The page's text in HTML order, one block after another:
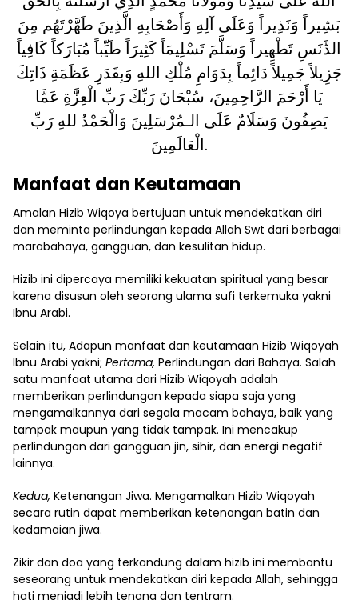
بَشِيراً وَنَذِيراً وَعَلَى آلِهِ وَأَصْحَابِهِ الَّذِينَ طَهَّرْتَهُم مِنَ
الدَّنَسِ تَطْهِيراً وَسَلَّمَ تَسْلِيمَاً كَثِيرَاً طَيِّباً مُبَارَكاً كَافِياً
جَزِيلاً جَمِيلاً دَائِماً بِدَوَامِ مُلْكِ اللهِ وَبِقَدَرِ عَظَمَةِ ذَاتِكَ
يَا أَرْحَمَ الرَّاحِمِينَ، سُبْحَانَ رَبِّكَ رَبِّ الْعِزَّةِ عَمَّا
يَصِفُونَ وَسَلَامٌ عَلَى الـمُرْسَلِينَ وَالْحَمْدُ للهِ رَبِّ
الْعَالَمِينَ.
Manfaat dan Keutamaan
Amalan Hizib Wiqoya bertujuan untuk mendekatkan diri
dan meminta perlindungan kepada Allah Swt dari berbagai
marabahaya, gangguan, dan kesulitan hidup.
Hizib ini dipercaya memiliki kekuatan spiritual yang besar
karena disusun oleh seorang ulama sufi terkemuka yakni
Ibnu Arabi.
Selain itu, Adapun manfaat dan keutamaan Hizib Wiqoyah
Ibnu Arabi yakni; Pertama, Perlindungan dari Bahaya. Salah
satu manfaat utama dari Hizib Wiqoyah adalah
memberikan perlindungan kepada siapa saja yang
mengamalkannya dari segala macam bahaya, baik yang
tampak maupun yang tidak tampak. Ini mencakup
perlindungan dari gangguan jin, sihir, dan energi negatif
lainnya.
Kedua, Ketenangan Jiwa. Mengamalkan Hizib Wiqoyah
secara rutin dapat memberikan ketenangan batin dan
kedamaian jiwa.
Zikir dan doa yang terkandung dalam hizib ini membantu
seseorang untuk mendekatkan diri kepada Allah, sehingga
hati menjadi lebih tenang dan tentram.